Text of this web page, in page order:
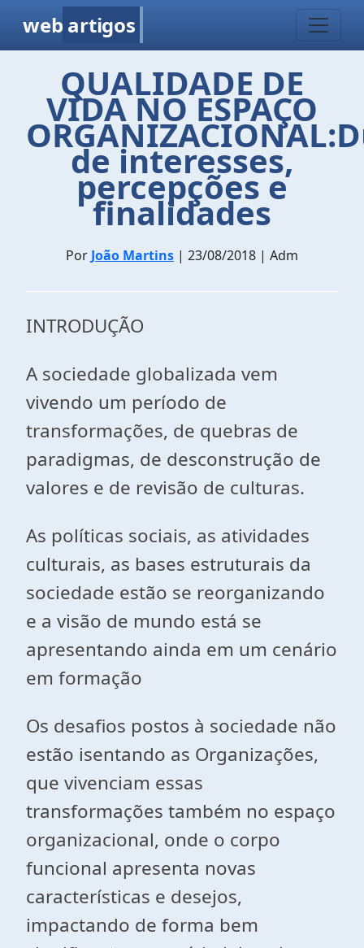
web artigos
QUALIDADE DE
VIDA NO ESPAÇO
de interesses,
percepções e
finalidades
Por João Martins | 23/08/2018 | Adm
INTRODUÇÃO
A sociedade globalizada vem
vivendo um período de
transformações, de quebras de
paradigmas, de desconstrução de
valores e de revisão de culturas.
As políticas sociais, as atividades
culturais, as bases estruturais da
sociedade estão se reorganizando
e a visão de mundo está se
apresentando ainda em um cenário
em formação
Os desafios postos à sociedade não
estão isentando as Organizações,
que vivenciam essas
transformações também no espaço
organizacional, onde o corpo
funcional apresenta novas
características e desejos,
impactando de forma bem